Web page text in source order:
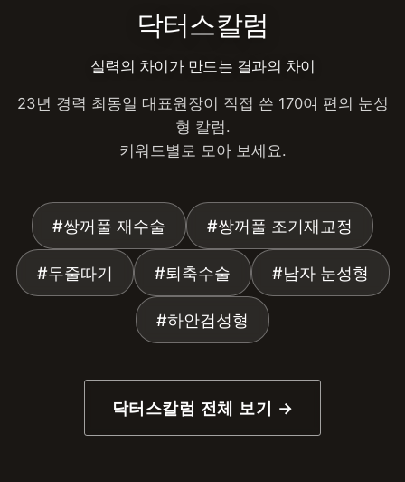
닥터스칼럼
실력의 차이가 만드는 결과의 차이
23년 경력 최동일 대표원장이 직접 쓴 170여 편의 눈성
형 칼럼.
키워드별로 모아 보세요.
#쌍꺼풀 재수술 #쌍꺼풀 조기재교정
#두줄따기 #퇴축수술 #남자 눈성형
#하안검성형
닥터스칼럼 전체 보기 →